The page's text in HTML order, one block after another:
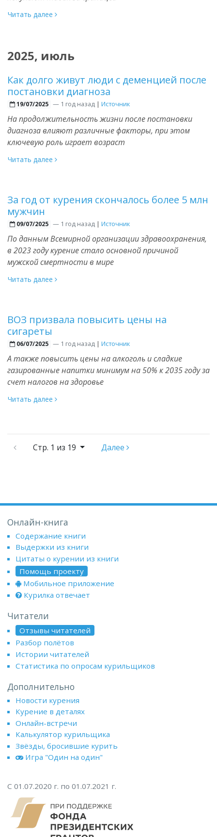
Читать далее
2025, июль
Как долго живут люди с деменцией после
постановки диагноза
19/07/2025 —1 год назад | Источник
На продолжительность жизни после постановки
диагноза влияют различные факторы, при этом
ключевую роль играет возраст
Читать далее
За год от курения скончалось более 5 млн
мужчин
09/07/2025 —1 год назад | Источник
По данным Всемирной организации здравоохранения,
в 2023 году курение стало основной причиной
мужской смертности в мире
Читать далее
ВОЗ призвала повысить цены на
сигареты
06/07/2025 —1 год назад | Источник
А также повысить цены на алкоголь и сладкие
газированные напитки минимум на 50% к 2035 году за
счет налогов на здоровье
Читать далее
Стр. 1 из 19 Далее
Онлайн-книга
Содержание книги
Выдержки из книги
Цитаты о курении из книги
Помощь проекту
Мобильное приложение
Курилка отвечает
Читатели
Отзывы читателей
Разбор полётов
Истории читателей
Статистика по опросам курильщиков
Дополнительно
Новости курения
Курение в деталях
Онлайн-встречи
Калькулятор курильщика
Звёзды, бросившие курить
Игра "Один на один"
С 01.07.2020 г. по 01.07.2021 г.